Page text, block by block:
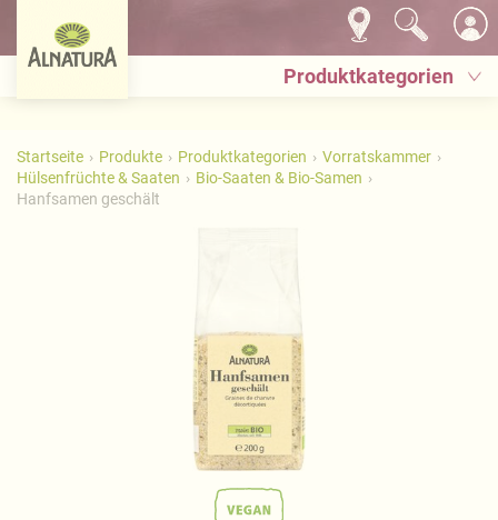
Produktkategorien
Startseite Produkte Produktkategorien
Vorratskammer
Hülsenfrüchte & Saaten
Bio-Saaten & Bio-Samen
Hanfsamen geschält